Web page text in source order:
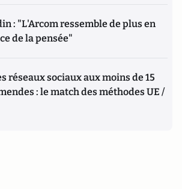
: "L'Arcom ressemble de plus en
de la pensée"
réseaux sociaux aux moins de 15
: le match des méthodes UE /